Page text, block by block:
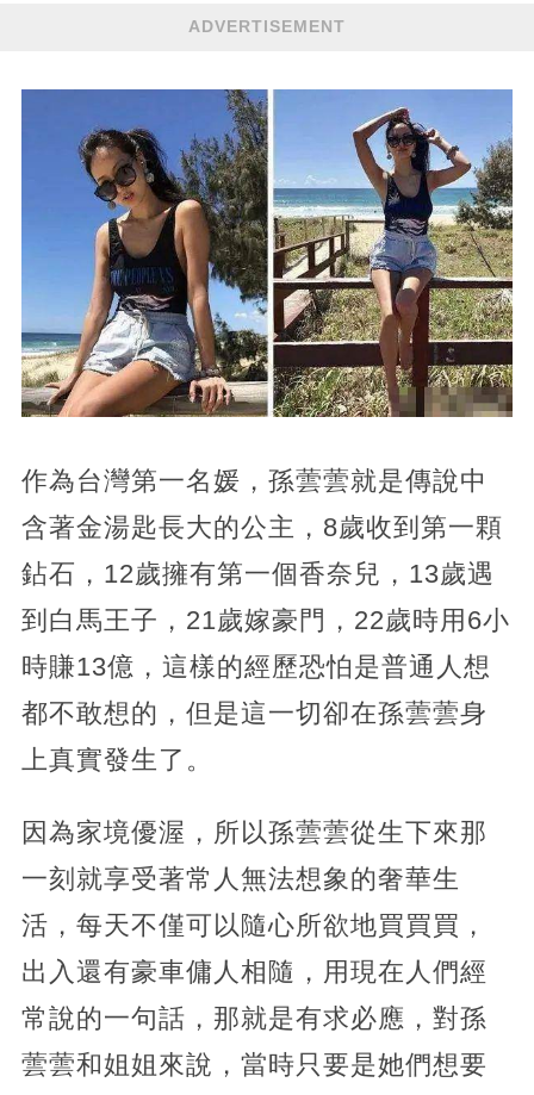
ADVERTISEMENT
作為台灣第一名媛，孫蕓蕓就是傳說中
含著金湯匙長大的公主，8歲收到第一顆
鉆石，12歲擁有第一個香奈兒，13歲遇
到白馬王子，21歲嫁豪門，22歲時用6小
時賺13億，這樣的經歷恐怕是普通人想
都不敢想的，但是這一切卻在孫蕓蕓身
上真實發生了。
因為家境優渥，所以孫蕓蕓從生下來那
一刻就享受著常人無法想象的奢華生
活，每天不僅可以隨心所欲地買買買，
出入還有豪車傭人相隨，用現在人們經
常說的一句話，那就是有求必應，對孫
蕓蕓和姐姐來說，當時只要是她們想要